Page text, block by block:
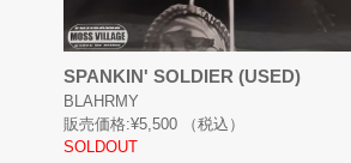
SPANKIN' SOLDIER (USED)
BLAHRMY
販売価格:¥5,500
（税込）
SOLDOUT